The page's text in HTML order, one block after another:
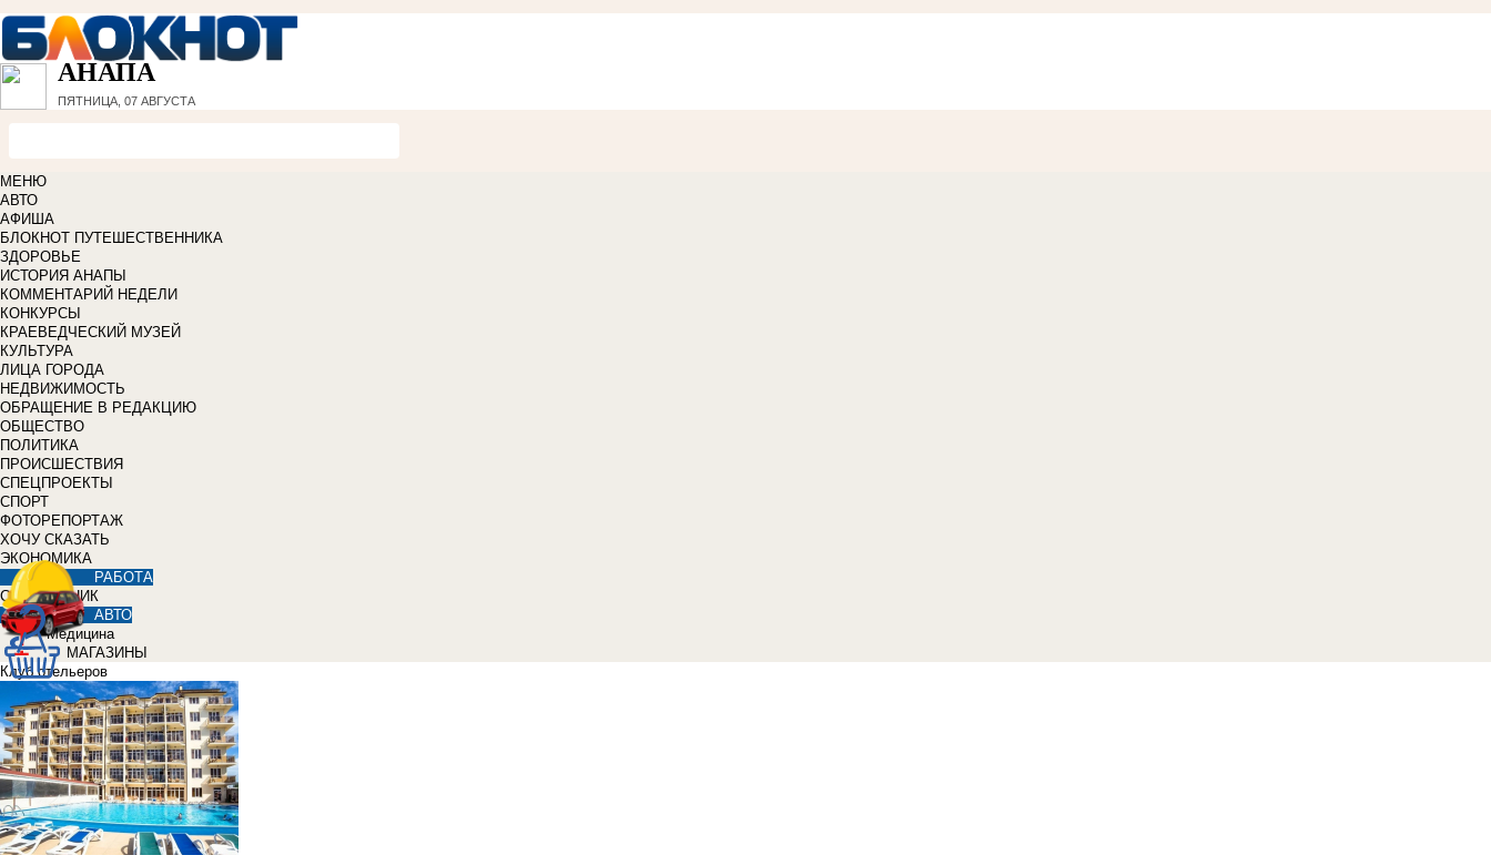
АНАПА
ПЯТНИЦА, 07 АВГУСТА
МЕНЮ
АВТО
АФИША
БЛОКНОТ ПУТЕШЕСТВЕННИКА
ЗДОРОВЬЕ
ИСТОРИЯ АНАПЫ
КОММЕНТАРИЙ НЕДЕЛИ
КОНКУРСЫ
КРАЕВЕДЧЕСКИЙ МУЗЕЙ
КУЛЬТУРА
ЛИЦА ГОРОДА
НЕДВИЖИМОСТЬ
ОБРАЩЕНИЕ В РЕДАКЦИЮ
ОБЩЕСТВО
ПОЛИТИКА
ПРОИСШЕСТВИЯ
СПЕЦПРОЕКТЫ
СПОРТ
ФОТОРЕПОРТАЖ
ХОЧУ СКАЗАТЬ
ЭКОНОМИКА
РАБОТА
СПРАВОЧНИК
АВТО
Медицина
МАГАЗИНЫ
Клуб отельеров